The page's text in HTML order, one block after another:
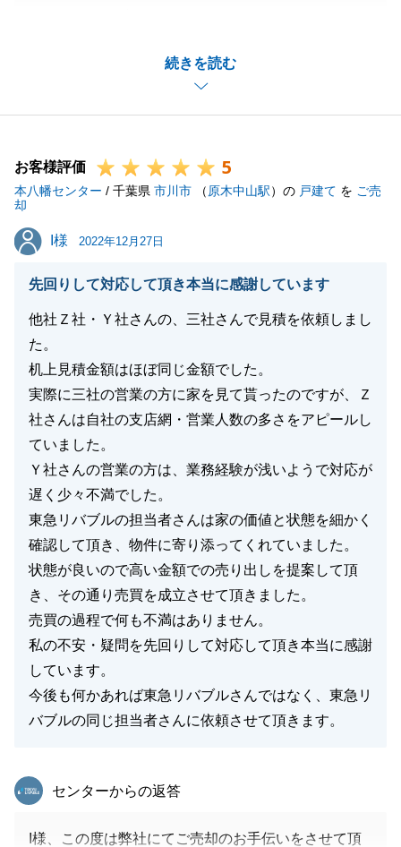
続きを読む
発送先住所について、大変失礼いたしました。
お手を煩わせてしまい申し訳ございませんでした。
今後またお住まいのことで何かございましたらご相談
お客様評価 5
本八幡センター / 千葉県 市川市 （ 原木中山駅）の 戸建て を ご売
却
I様
I様 2022年12月27日
先回りして対応して頂き本当に感謝しています
他社Ｚ社・Ｙ社さんの、三社さんで見積を依頼しまし
た。
机上見積金額はほぼ同じ金額でした。
実際に三社の営業の方に家を見て貰ったのですが、Ｚ
社さんは自社の支店網・営業人数の多さをアピールし
ていました。
Ｙ社さんの営業の方は、業務経験が浅いようで対応が
遅く少々不満でした。
東急リバブルの担当者さんは家の価値と状態を細かく
確認して頂き、物件に寄り添ってくれていました。
状態が良いので高い金額での売り出しを提案して頂
き、その通り売買を成立させて頂きました。
売買の過程で何も不満はありません。
私の不安・疑問を先回りして対応して頂き本当に感謝
しています。
今後も何かあれば東急リバブルさんではなく、東急リ
バブルの同じ担当者さんに依頼させて頂きます。
東急リバブル
センターからの返答
I様、この度は弊社にてご売却のお手伝いをさせて頂